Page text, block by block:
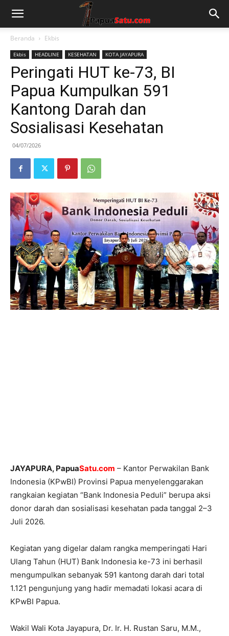
Beranda Ekbis
Ekbis HEADLINE KESEHATAN KOTA JAYAPURA
Peringati HUT ke-73, BI
Papua Kumpulkan 591
Kantong Darah dan
Sosialisasi Kesehatan
04/07/2026
JAYAPURA, PapuaSatu.com – Kantor Perwakilan Bank
Indonesia (KPwBI) Provinsi Papua menyelenggarakan
rangkaian kegiatan “Bank Indonesia Peduli” berupa aksi
donor darah dan sosialisasi kesehatan pada tanggal 2–3
Juli 2026.
Kegiatan yang digelar dalam rangka memperingati Hari
Ulang Tahun (HUT) Bank Indonesia ke-73 ini berhasil
mengumpulkan sebanyak 591 kantong darah dari total
1.121 pengunjung yang hadir memadati lokasi acara di
KPwBI Papua.
Wakil Wali Kota Jayapura, Dr. Ir. H. Rustan Saru, M.M.,